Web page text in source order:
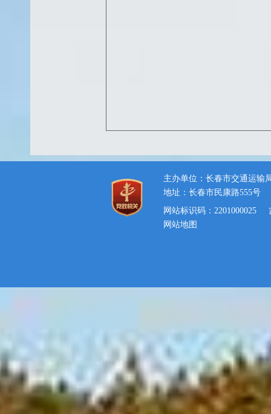
主办单位：长春市交通运输
地址：长春市民康路555号
网站标识码：2201000025
网站地图